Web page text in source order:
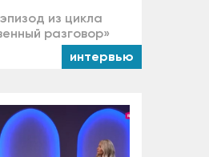
из цикла
разговор»
интервью